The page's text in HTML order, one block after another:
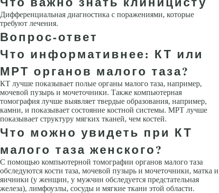
Дифференциальная диагностика с поражениями, которые
требуют лечения.
Вопрос-ответ
Что информативнее: КТ или
МРТ органов малого таза?
КТ лучше показывает полые органы малого таза, например,
мочевой пузырь и мочеточники. Также компьютерная
томография лучше выявляет твердые образования, например,
камни, и показывает состояние костной системы. МРТ лучше
показывает структуру мягких тканей, чем костей.
Что можно увидеть при КТ
малого таза женского?
С помощью компьютерной томографии органов малого таза
обследуются кости таза, мочевой пузырь и мочеточники, матка и
яичники (у женщин, у мужчин обследуется предстательная
железа), лимфоузлы, сосуды и мягкие ткани этой области.